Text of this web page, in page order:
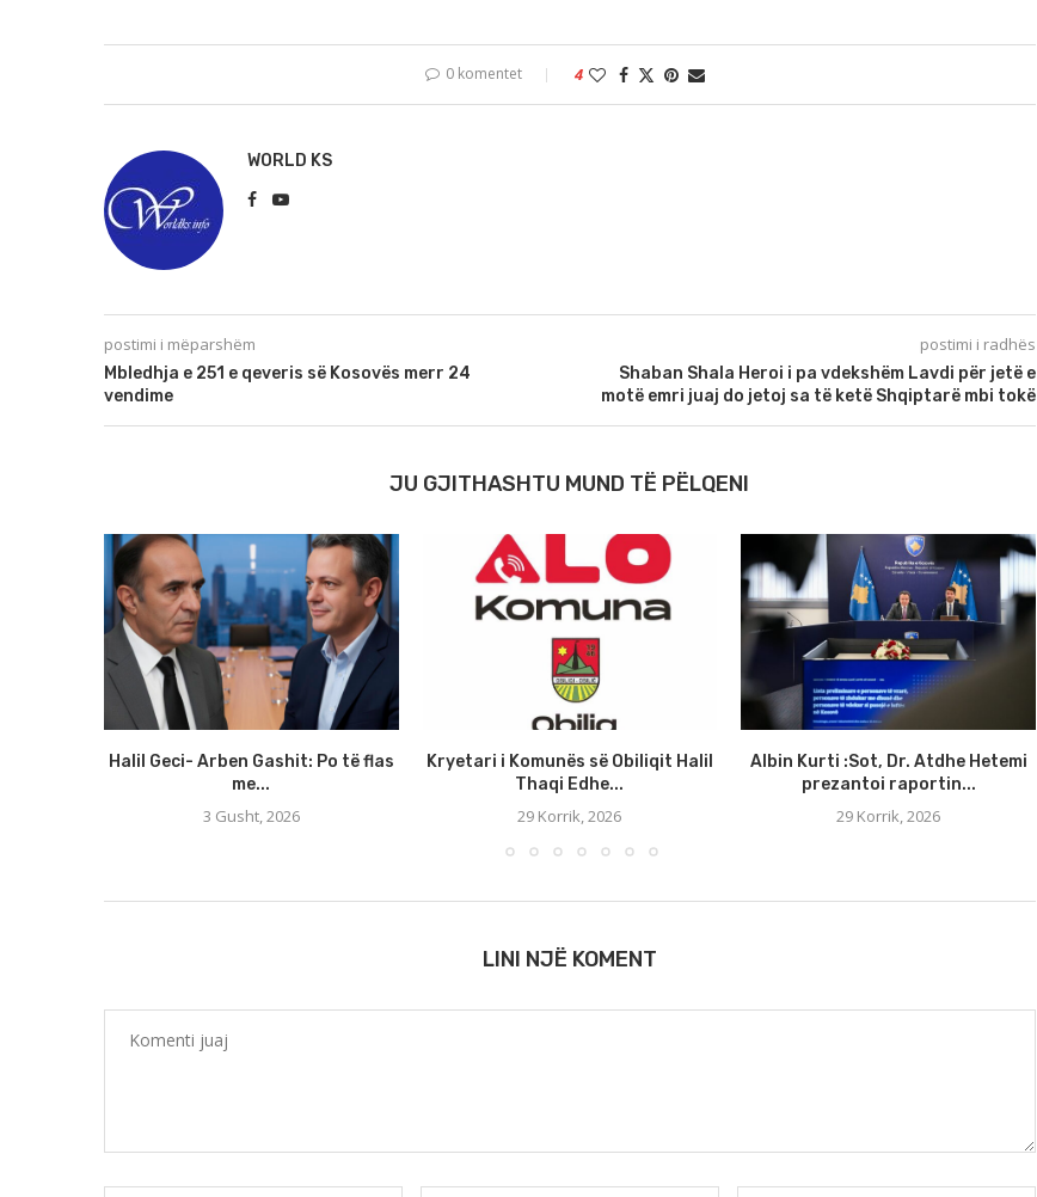
0 komentet 4
WORLD KS
postimi i mëparshëm
Mbledhja e 251 e qeveris së Kosovës merr 24
vendime
postimi i radhës
Shaban Shala Heroi i pa vdekshëm Lavdi për jetë e
motë emri juaj do jetoj sa të ketë Shqiptarë mbi tokë
JU GJITHASHTU MUND TË PËLQENI
Halil Geci- Arben Gashit: Po të flas
me...
3 Gusht, 2026
Kryetari i Komunës së Obiliqit Halil
Thaqi Edhe...
29 Korrik, 2026
Albin Kurti :Sot, Dr. Atdhe Hetemi
prezantoi raportin...
29 Korrik, 2026
LINI NJË KOMENT